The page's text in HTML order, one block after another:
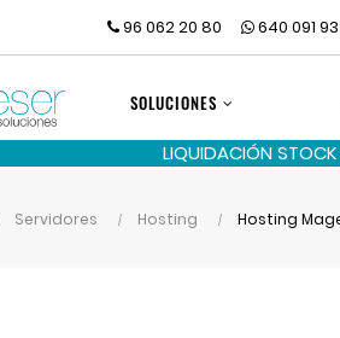
96 062 20 80 640 091
SOLUCIONES
LIQUIDACIÓN
Servidores Hosting Hosting